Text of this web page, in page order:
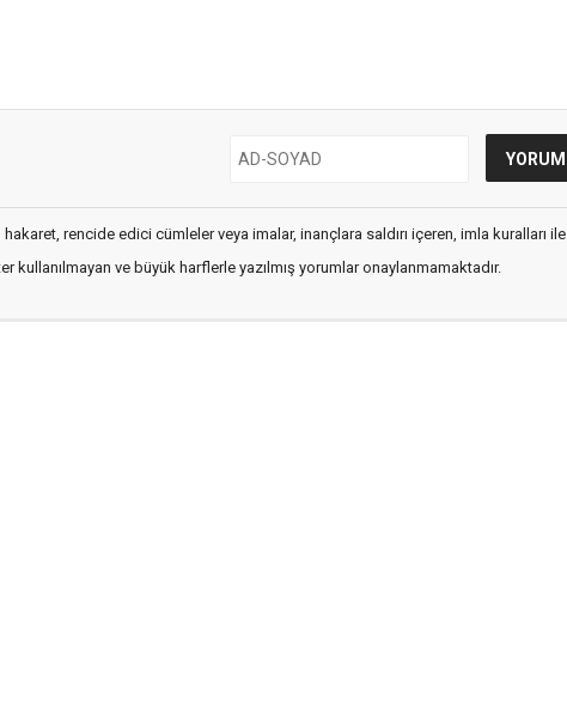
hakaret, rencide edici cümleler veya imalar, inançlara saldırı içeren, imla kuralları ile
kullanılmayan ve büyük harflerle yazılmış yorumlar onaylanmamaktadır.